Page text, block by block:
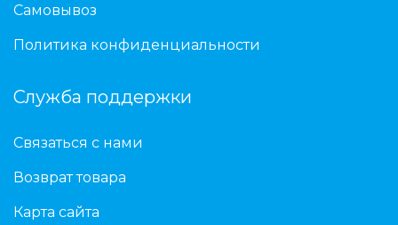
Самовывоз
Политика конфиденциальности
Служба поддержки
Связаться с нами
Возврат товара
Карта сайта